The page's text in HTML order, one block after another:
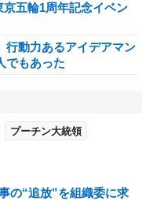
五輪1周年記念イベン
行動力あるアイデアマン
でもあった
プーチン大統領
の“追放”を組織委に求